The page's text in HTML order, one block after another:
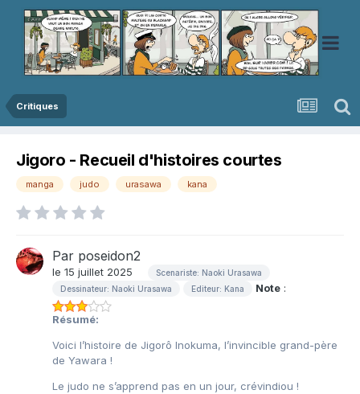
Critiques
Jigoro - Recueil d'histoires courtes
manga judo urasawa kana
Par poseidon2
le 15 juillet 2025
Scenariste: Naoki Urasawa
Dessinateur: Naoki Urasawa
Editeur: Kana Note :
Résumé:
Voici l’histoire de Jigorô Inokuma, l’invincible grand-père
de Yawara !
Le judo ne s’apprend pas en un jour, crévindiou !